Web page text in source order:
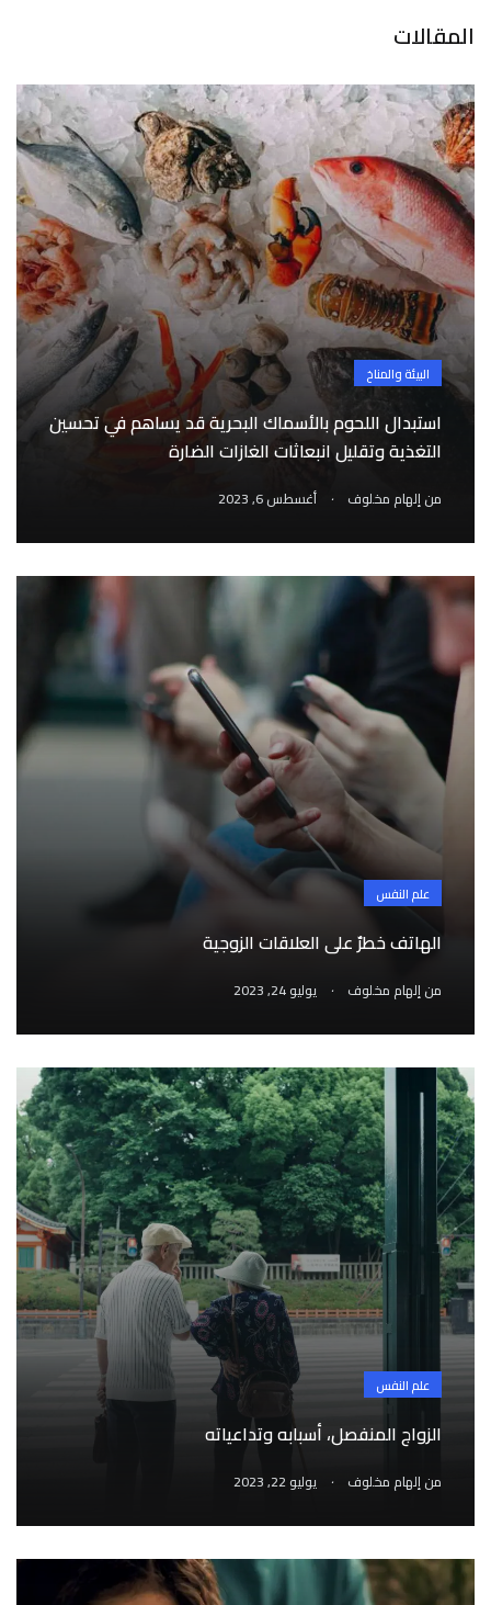
المقالات
البيئة والمناخ
استبدال اللحوم بالأسماك البحرية قد يساهم في تحسين
التغذية وتقليل انبعاثات الغازات الضارة
منإلهام مخلوف . أغسطس 6, 2023
علم النفس
الهاتف خطرٌ على العلاقات الزوجية
منإلهام مخلوف . يوليو 24, 2023
علم النفس
الزواج المنفصل، أسبابه وتداعياته
منإلهام مخلوف . يوليو 22, 2023